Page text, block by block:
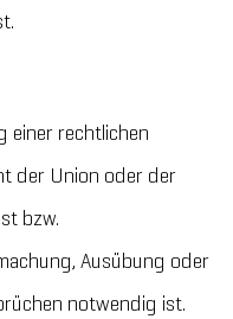
einer rechtlichen
der Union oder der
bzw.
Ausübung oder
notwendig ist.